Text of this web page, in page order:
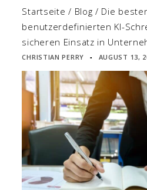
Startseite / Blog / Die
benutzerdefinierten KI-
sicheren Einsatz in
CHRISTIAN PERRY ▪ AUGUST 13,